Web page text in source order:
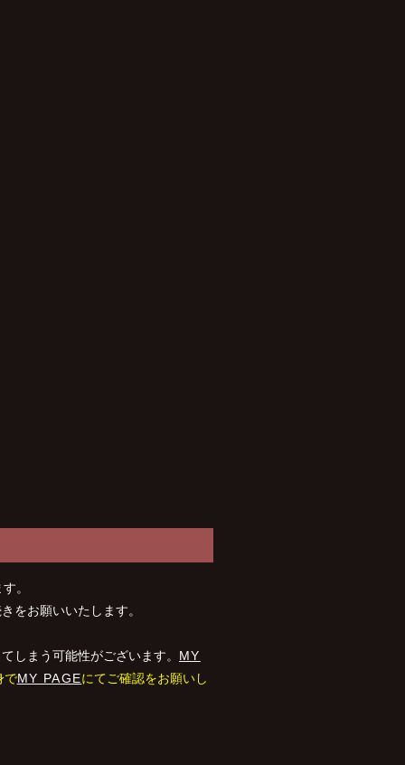
。
をお願いいたします。
しまう可能性がございます。 MY
でMY PAGEにてご確認をお願いし